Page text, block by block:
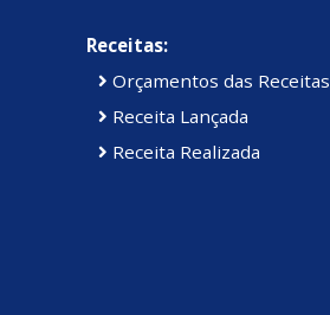
Receitas:
Orçamentos das Receitas
Receita Lançada
Receita Realizada